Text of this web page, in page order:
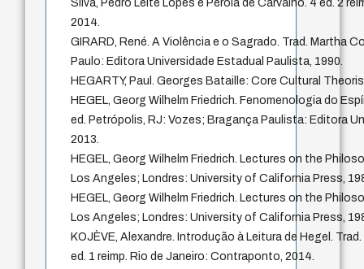
Silva, Pedro Leite Lopes e Pérola de Carvalho. 4 ed. 2
2014.
GIRARD, René. A Violência e o Sagrado. Trad. Martha
Paulo: Editora Universidade Estadual Paulista, 1990.
HEGARTY, Paul. Georges Bataille: Core Cultural
HEGEL, Georg Wilhelm Friedrich. Fenomenologia do
ed. Petrópolis, RJ: Vozes; Bragança Paulista: Editora
2013.
HEGEL, Georg Wilhelm Friedrich. Lectures on the
Los Angeles; Londres: University of California Press,
HEGEL, Georg Wilhelm Friedrich. Lectures on the
Los Angeles; Londres: University of California Press,
KOJÈVE, Alexandre. Introdução à Leitura de Hegel.
ed. 1 reimp. Rio de Janeiro: Contraponto, 2014.